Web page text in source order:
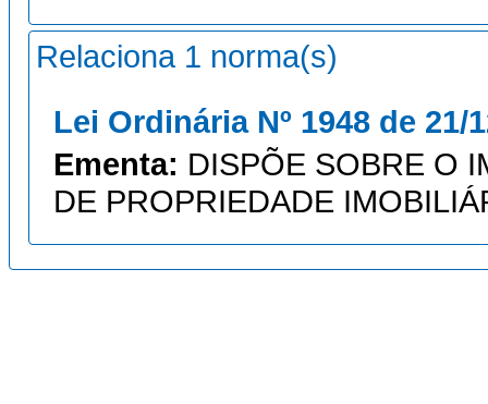
Relaciona 1 norma(s)
Lei Ordinária Nº 1948 de 21/
Ementa: DISPÕE SOBRE O
DE PROPRIEDADE